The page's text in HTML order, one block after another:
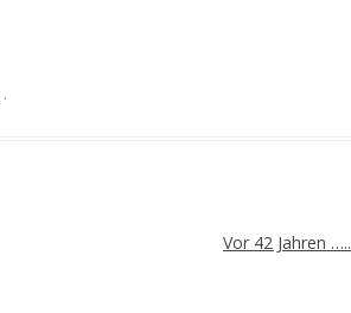
.
Vor 42 Jahren …..